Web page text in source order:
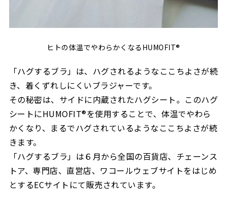
ヒトの体温でやわらかくなるHUMOFIT®
「ハグするブラ」は、ハグされるようなここちよさが続
き、着くずれしにくいブラジャーです。
その秘密は、サイドに内蔵されたハグシート。このハグ
シートにHUMOFIT®を使用することで、体温でやわら
かくなり、まるでハグされているようなここちよさが続
きます。
「ハグするブラ」は６月から全国の百貨店、チェーンス
トア、専門店、直営店、ワコールウェブサイトをはじめ
とするECサイトにて販売されています。